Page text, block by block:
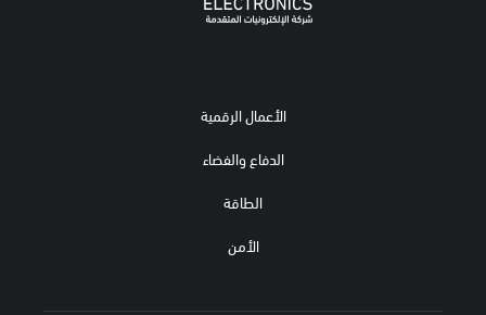
الأعمال الرقمية
الدفاع والفضاء
الطاقة
الأمن